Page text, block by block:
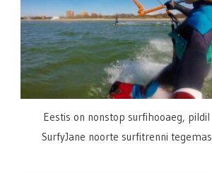
Eestis on nonstop surfihooaeg, pildil
SurfyJane noorte surfitrenni tegemas